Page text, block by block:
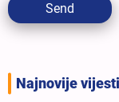
Send
Najnovije vijesti